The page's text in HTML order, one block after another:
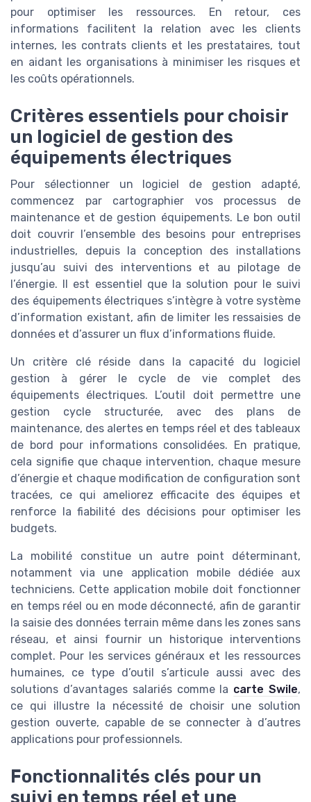
pour optimiser les ressources. En retour, ces
informations facilitent la relation avec les clients
internes, les contrats clients et les prestataires, tout
en aidant les organisations à minimiser les risques et
les coûts opérationnels.
Critères essentiels pour choisir
un logiciel de gestion des
équipements électriques
Pour sélectionner un logiciel de gestion adapté,
commencez par cartographier vos processus de
maintenance et de gestion équipements. Le bon outil
doit couvrir l’ensemble des besoins pour entreprises
industrielles, depuis la conception des installations
jusqu’au suivi des interventions et au pilotage de
l’énergie. Il est essentiel que la solution pour le suivi
des équipements électriques s’intègre à votre système
d’information existant, afin de limiter les ressaisies de
données et d’assurer un flux d’informations fluide.
Un critère clé réside dans la capacité du logiciel
gestion à gérer le cycle de vie complet des
équipements électriques. L’outil doit permettre une
gestion cycle structurée, avec des plans de
maintenance, des alertes en temps réel et des tableaux
de bord pour informations consolidées. En pratique,
cela signifie que chaque intervention, chaque mesure
d’énergie et chaque modification de configuration sont
tracées, ce qui ameliorez efficacite des équipes et
renforce la fiabilité des décisions pour optimiser les
budgets.
La mobilité constitue un autre point déterminant,
notamment via une application mobile dédiée aux
techniciens. Cette application mobile doit fonctionner
en temps réel ou en mode déconnecté, afin de garantir
la saisie des données terrain même dans les zones sans
réseau, et ainsi fournir un historique interventions
complet. Pour les services généraux et les ressources
humaines, ce type d’outil s’articule aussi avec des
solutions d’avantages salariés comme la carte Swile,
ce qui illustre la nécessité de choisir une solution
gestion ouverte, capable de se connecter à d’autres
applications pour professionnels.
Fonctionnalités clés pour un
suivi en temps réel et une